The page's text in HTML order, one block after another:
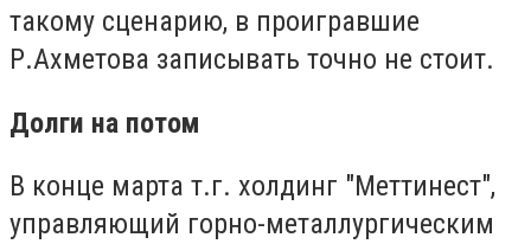
такому сценарию, в проигравшие
Р.Ахметова записывать точно не стоит.
Долги на потом
В конце марта т.г. холдинг "Меттинест",
управляющий горно-металлургическим